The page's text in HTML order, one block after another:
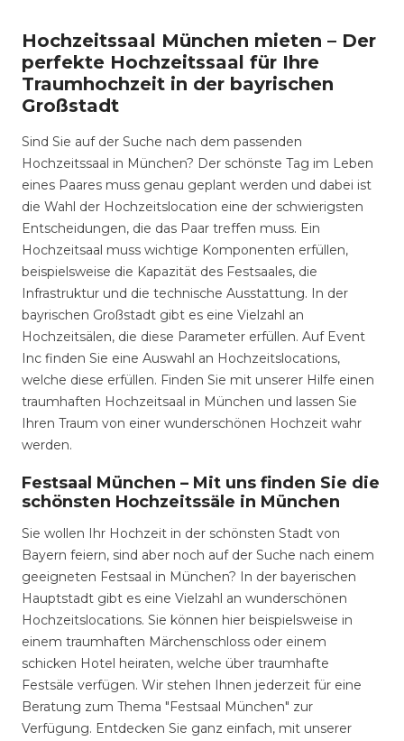
Hochzeitssaal München mieten – Der
perfekte Hochzeitssaal für Ihre
Traumhochzeit in der bayrischen
Großstadt
Sind Sie auf der Suche nach dem passenden
Hochzeitssaal in München? Der schönste Tag im Leben
eines Paares muss genau geplant werden und dabei ist
die Wahl der Hochzeitslocation eine der schwierigsten
Entscheidungen, die das Paar treffen muss. Ein
Hochzeitsaal muss wichtige Komponenten erfüllen,
beispielsweise die Kapazität des Festsaales, die
Infrastruktur und die technische Ausstattung. In der
bayrischen Großstadt gibt es eine Vielzahl an
Hochzeitsälen, die diese Parameter erfüllen. Auf Event
Inc finden Sie eine Auswahl an Hochzeitslocations,
welche diese erfüllen. Finden Sie mit unserer Hilfe einen
traumhaften Hochzeitsaal in München und lassen Sie
Ihren Traum von einer wunderschönen Hochzeit wahr
werden.
Festsaal München – Mit uns finden Sie die
schönsten Hochzeitssäle in München
Sie wollen Ihr Hochzeit in der schönsten Stadt von
Bayern feiern, sind aber noch auf der Suche nach einem
geeigneten Festsaal in München? In der bayerischen
Hauptstadt gibt es eine Vielzahl an wunderschönen
Hochzeitslocations. Sie können hier beispielsweise in
einem traumhaften Märchenschloss oder einem
schicken Hotel heiraten, welche über traumhafte
Festsäle verfügen. Wir stehen Ihnen jederzeit für eine
Beratung zum Thema "Festsaal München" zur
Verfügung. Entdecken Sie ganz einfach, mit unserer